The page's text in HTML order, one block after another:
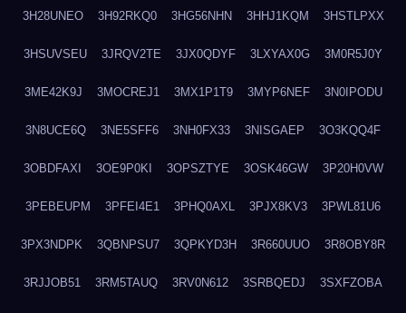
3H28UNEO 3H92RKQ0 3HG56NHN 3HHJ1KQM 3HSTLPXX
3HSUVSEU 3JRQV2TE 3JX0QDYF 3LXYAX0G 3M0R5J0Y
3ME42K9J 3MOCREJ1 3MX1P1T9 3MYP6NEF 3N0IPODU
3N8UCE6Q 3NE5SFF6 3NH0FX33 3NISGAEP 3O3KQQ4F
3OBDFAXI 3OE9P0KI 3OPSZTYE 3OSK46GW 3P20H0VW
3PEBEUPM 3PFEI4E1 3PHQ0AXL 3PJX8KV3 3PWL81U6
3PX3NDPK 3QBNPSU7 3QPKYD3H 3R660UUO 3R8OBY8R
3RJJOB51 3RM5TAUQ 3RV0N612 3SRBQEDJ 3SXFZOBA